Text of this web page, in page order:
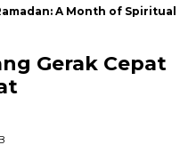
A Month of Spiritual
Gerak Cepat